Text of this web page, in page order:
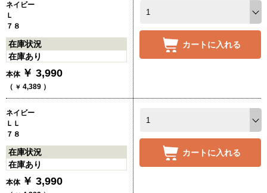
ネイビー
Ｌ
７８
在庫状況
在庫あり
本体 ￥ 3,990
（ ￥ 4,389 ）
カートに入れる
ネイビー
ＬＬ
７８
在庫状況
在庫あり
本体 ￥ 3,990
カートに入れる